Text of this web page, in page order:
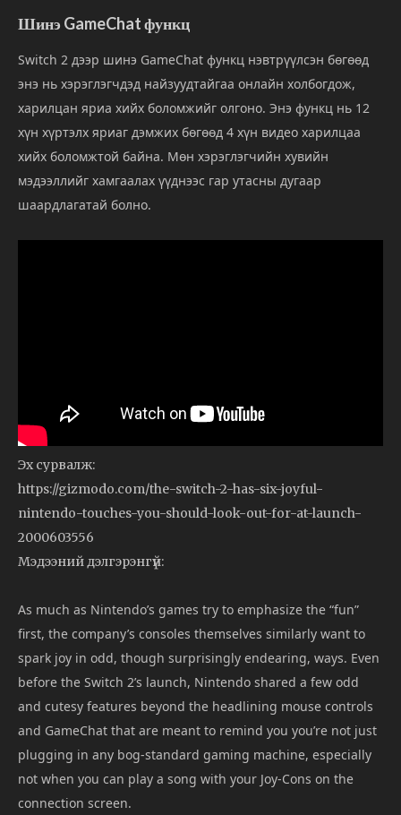
Шинэ GameChat функц
Switch 2 дээр шинэ GameChat функц нэвтрүүлсэн бөгөөд
энэ нь хэрэглэгчдэд найзуудтайгаа онлайн холбогдож,
харилцан яриа хийх боломжийг олгоно. Энэ функц нь 12
хүн хүртэлх яриаг дэмжих бөгөөд 4 хүн видео харилцаа
хийх боломжтой байна. Мөн хэрэглэгчийн хувийн
мэдээллийг хамгаалах үүднээс гар утасны дугаар
шаардлагатай болно.
Эх сурвалж:
https://gizmodo.com/the-switch-2-has-six-joyful-
nintendo-touches-you-should-look-out-for-at-launch-
2000603556
Мэдээний дэлгэрэнгүй:
As much as Nintendo’s games try to emphasize the “fun”
first, the company’s consoles themselves similarly want to
spark joy in odd, though surprisingly endearing, ways. Even
before the Switch 2’s launch, Nintendo shared a few odd
and cutesy features beyond the headlining mouse controls
and GameChat that are meant to remind you you’re not just
plugging in any bog-standard gaming machine, especially
not when you can play a song with your Joy-Cons on the
connection screen.